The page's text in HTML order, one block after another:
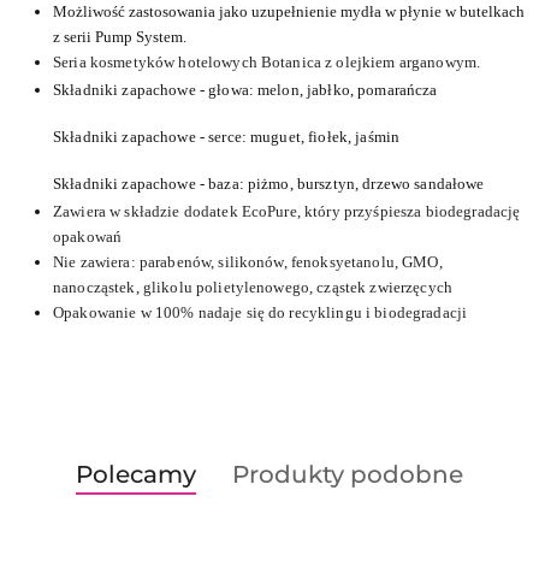
Możliwość zastosowania jako uzupełnienie mydła w płynie w butelkach
z serii Pump System.
Seria kosmetyków hotelowych Botanica z olejkiem arganowym.
Składniki zapachowe - głowa: melon, jabłko, pomarańcza
Składniki zapachowe - serce: muguet, fiołek, jaśmin
Składniki zapachowe - baza: piżmo, bursztyn, drzewo sandałowe
Zawiera w składzie dodatek EcoPure, który przyśpiesza biodegradację
opakowań
Nie zawiera: parabenów, silikonów, fenoksyetanolu, GMO,
nanocząstek, glikolu polietylenowego, cząstek zwierzęcych
Opakowanie w 100% nadaje się do recyklingu i biodegradacji
Pomiń karuzelę produktów
Produkty
o
Polecamy
Produkty
Produkty podobne